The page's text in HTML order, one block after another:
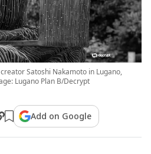
Satoshi Nakamoto in Lugano,
Lugano Plan B/Decrypt
Add on Google